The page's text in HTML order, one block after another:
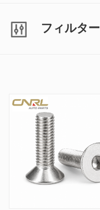
フィルター